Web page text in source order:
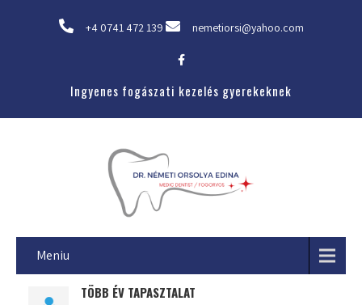
+4 0741 472 139 nemetiorsi@yahoo.com
Ingyenes fogászati kezelés gyerekeknek
Meniu
TÖBB ÉV TAPASZTALAT